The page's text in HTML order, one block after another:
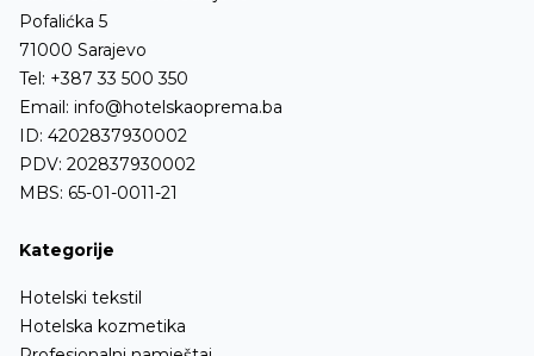
Pofalićka 5
71000 Sarajevo
Tel: +387 33 500 350
Email: info@hotelskaoprema.ba
ID: 4202837930002
PDV: 202837930002
MBS: 65-01-0011-21
Kategorije
Hotelski tekstil
Hotelska kozmetika